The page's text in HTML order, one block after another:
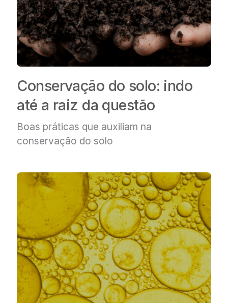
Conservação do solo: indo
até a raiz da questão
Boas práticas que auxiliam na
conservação do solo